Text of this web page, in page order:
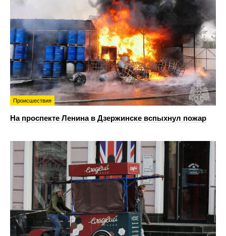
Происшествия
На проспекте Ленина в Дзержинске вспыхнул пожар